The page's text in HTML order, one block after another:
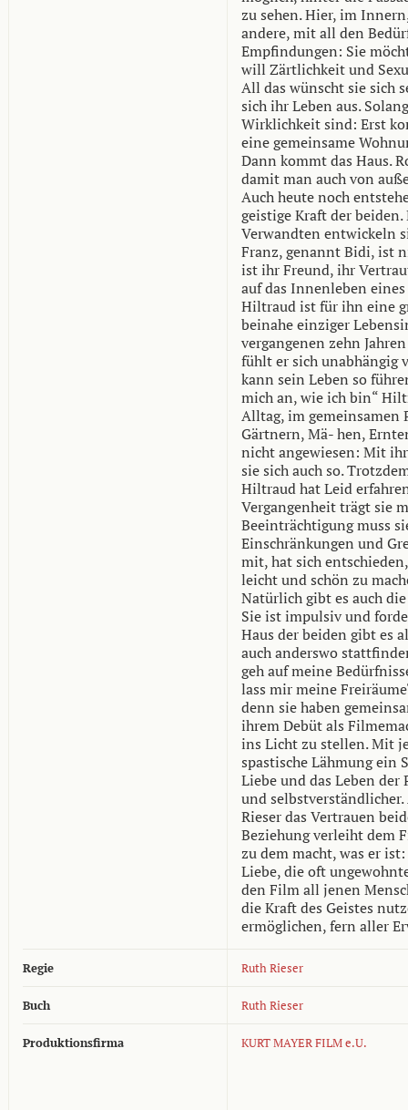
zu sehen. Hier, im
andere, mit all den
Empfindungen: Sie
will Zärtlichkeit und
All das wünscht sie sich
sich ihr Leben aus.
Wirklichkeit sind: Erst
eine gemeinsame
Dann kommt das Haus.
damit man auch von
Auch heute noch
geistige Kraft der
Verwandten entwickeln
Franz, genannt Bidi, ist
ist ihr Freund, ihr
auf das Innenleben
Hiltraud ist für ihn eine
beinahe einziger
vergangenen zehn
fühlt er sich unabhängig
kann sein Leben so
mich an, wie ich bin“
Alltag, im gemeinsamen
Gärtnern, Mä- hen,
nicht angewiesen: Mit
sie sich auch so.
Hiltraud hat Leid
Vergangenheit trägt sie
Beeinträchtigung muss
Einschränkungen und
mit, hat sich
leicht und schön zu
Natürlich gibt es auch
Sie ist impulsiv und
Haus der beiden gibt es
auch anderswo
geh auf meine
lass mir meine
denn sie haben
ihrem Debüt als
ins Licht zu stellen. Mit
spastische Lähmung ein
Liebe und das Leben
und
Rieser das Vertrauen
Beziehung verleiht dem
zu dem macht, was er
Liebe, die oft
den Film all jenen
die Kraft des Geistes
ermöglichen, fern aller
Regie Ruth Rieser
Buch Ruth Rieser
Produktionsfirma KURT MAYER FILM e.U.